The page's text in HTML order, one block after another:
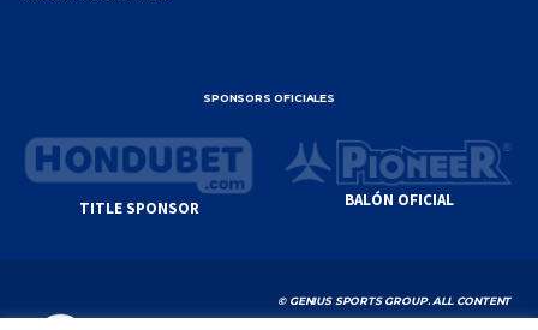
SPONSORS OFICIALES
TITLE SPONSOR BALÓN OFICIAL
© GENIUS SPORTS GROUP. ALL CONTENT
RESPONSIBILITY OF SITE ADMINISTRATOR.